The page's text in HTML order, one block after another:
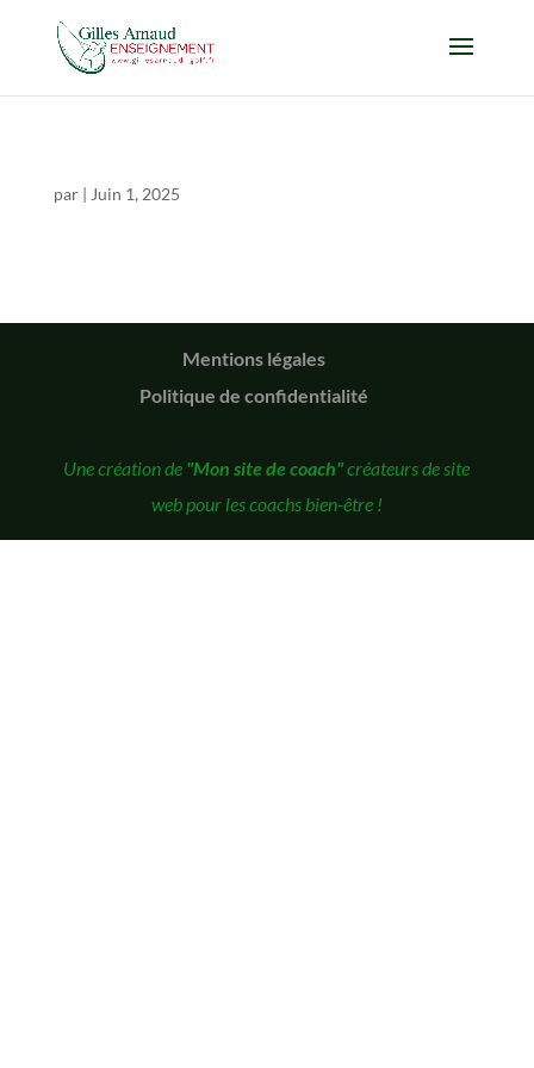
par | Juin 1, 2025
Mentions légales
Politique de confidentialité
Une création de "Mon site de coach"créateurs de site
web pour les coachs bien-être !